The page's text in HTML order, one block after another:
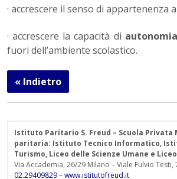
· accrescere il senso di appartenenza
· accrescere la capacità di
fuori dell’ambiente scolastico.
« Indietro
Istituto Paritario S. Freud – Scuola Privata
paritaria: Istituto Tecnico Informatico,
Turismo, Liceo delle Scienze Umane e
Via Accademia, 26/29 Milano – Viale Fulvio Testi,
02.29409829–www.istitutofreud.it